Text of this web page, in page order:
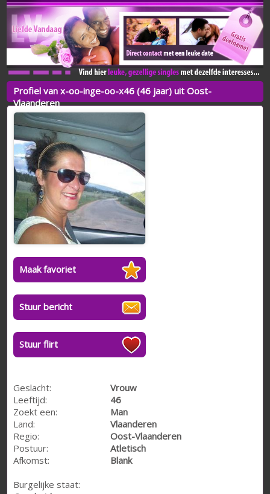
Profiel van x-oo-inge-oo-x46 (46 jaar) uit Oost-
Vlaanderen
Maak favoriet
Stuur bericht
Stuur flirt
Geslacht:
Vrouw
Leeftijd:
46
Zoekt een:
Man
Land:
Vlaanderen
Regio:
Oost-Vlaanderen
Postuur:
Atletisch
Afkomst:
Blank
Burgelijke staat: